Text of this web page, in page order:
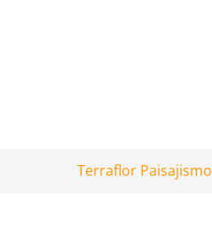
Terraflor Paisajismo